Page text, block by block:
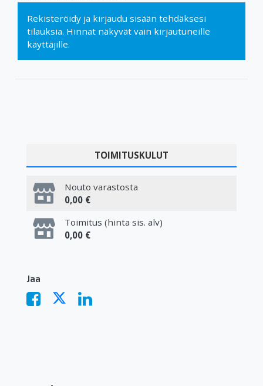
Rekisteröidy ja kirjaudu sisään tehdäksesi
tilauksia. Hinnat näkyvät vain kirjautuneille
käyttäjille.
TOIMITUSKULUT
Nouto varastosta
0,00 €
Toimitus (hinta sis. alv)
0,00 €
Jaa